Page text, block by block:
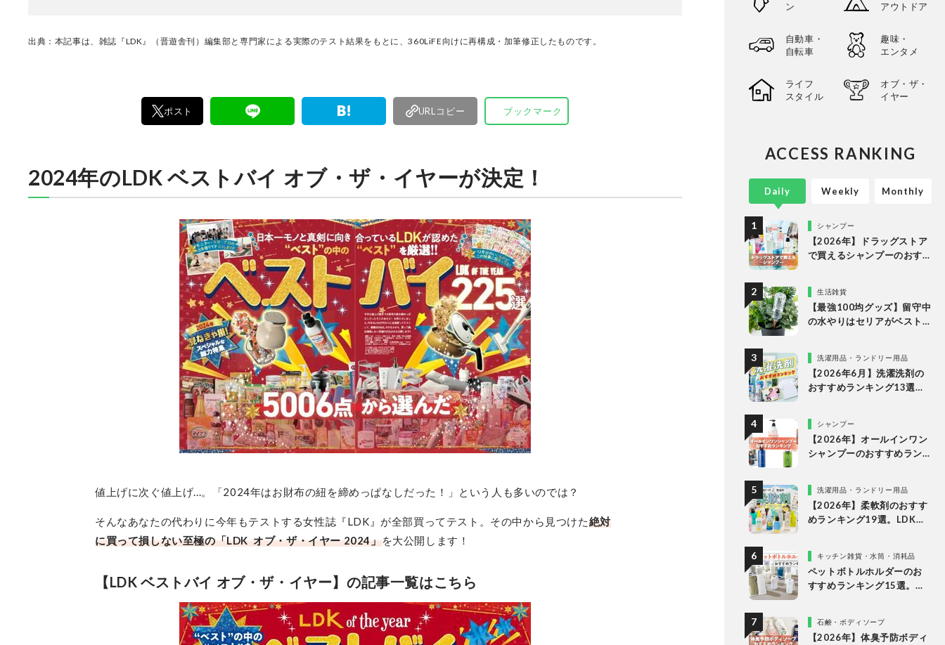
なたにお届け。編集長・高橋咲彩を中心に、11名以上の
出典：本記事は、雑誌『LDK』（晋遊舎刊）編集部と専門家による実際のテスト結果をもとに、360LiFE向けに再構成・加筆修正したものです。
ポスト URLコピー ブックマーク
2024年のLDK ベストバイ オブ・ザ・イヤーが決定！
値上げに次ぐ値上げ...。「2024年はお財布の紐を締めっぱなしだった！」という人も多いのでは？
そんなあなたの代わりに今年もテストする女性誌『LDK』が全部買ってテスト。その中から見つけた絶対
に買って損しない至極の「LDK オブ・ザ・イヤー 2024」を大公開します！
【LDK ベストバイ オブ・ザ・イヤー】の記事一覧はこちら
友和
水アカクレンジング
最安価格:¥ 530〜
ン
アウトドア
自動車・
自転車
趣味・
エンタメ
ライフ
スタイル
オブ・ザ・
イヤー
ACCESS RANKING
Daily
シャンプー
【2026年】ドラッグストア
で買えるシャンプーのおす
比較生活雑貨
【最強100均グッズ】留守中
の水やりはセリアがベスト
洗濯用品・ランドリー用品
【2026年6月】洗濯洗剤の
おすすめランキング13選。
検証シャンプー
【2026年】オールインワン
シャンプーのおすすめラン
をプロと比較
洗濯用品・ランドリー用品
【2026年】柔軟剤のおすす
めランキング19選。LDKが
キッチン雑貨・水筒・消耗品
ペットボトルホルダーのお
すすめランキング15選。
石鹸・ボディソープ
【2026年】体臭予防ボディ
Weekly Monthly